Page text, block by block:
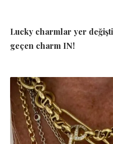
Lucky charmlar yer
geçen charm IN!